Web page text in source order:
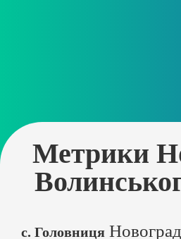
Метрики
с. Головниця